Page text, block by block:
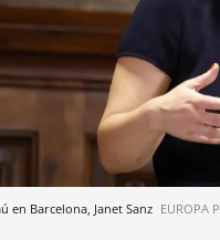
en Barcelona, Janet Sanz EUROPA